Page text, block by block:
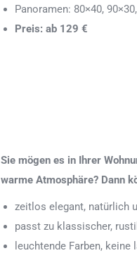
Panoramen: 80×40,
Preis: ab 129 €
Sie mögen es in Ihrer
warme Atmosphäre? Dann
zeitlos elegant, natürlich
passt zu klassischer,
leuchtende Farben,